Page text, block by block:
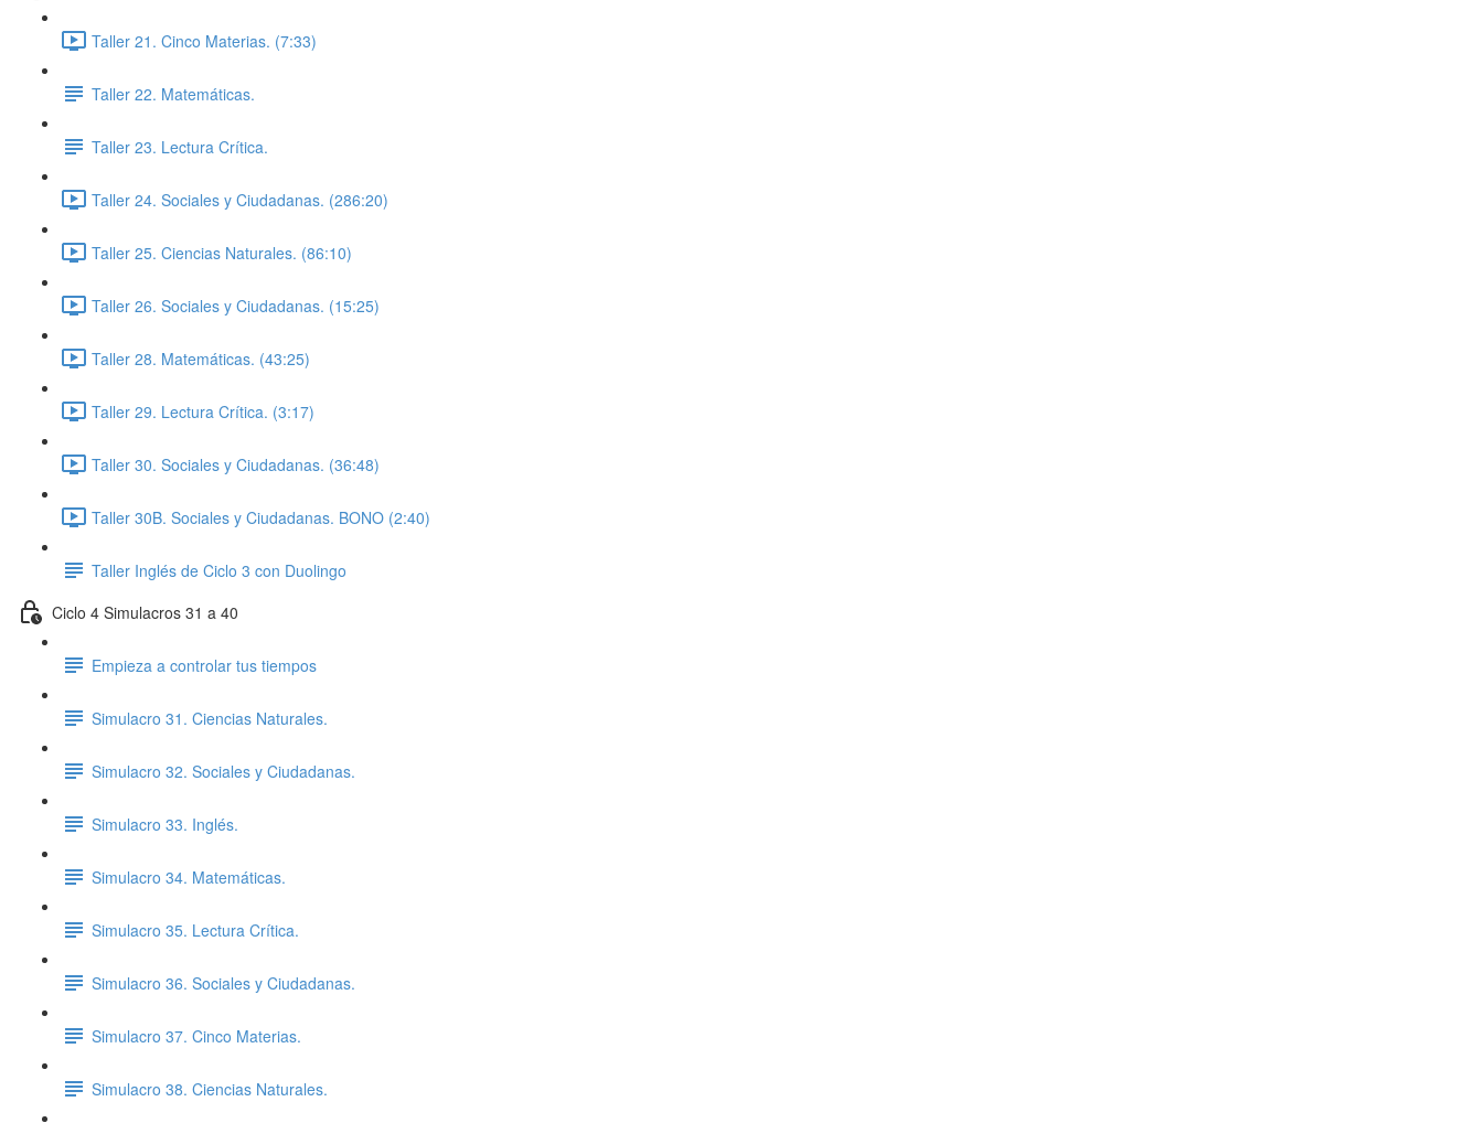
Taller 21. Cinco Materias. (7:33)
Taller 22. Matemáticas.
Taller 23. Lectura Crítica.
Taller 24. Sociales y Ciudadanas. (286:20)
Taller 25. Ciencias Naturales. (86:10)
Taller 26. Sociales y Ciudadanas. (15:25)
Taller 28. Matemáticas. (43:25)
Taller 29. Lectura Crítica. (3:17)
Taller 30. Sociales y Ciudadanas. (36:48)
Taller 30B. Sociales y Ciudadanas. BONO (2:40)
Taller Inglés de Ciclo 3 con Duolingo
Ciclo 4 Simulacros 31 a 40
Empieza a controlar tus tiempos
Simulacro 31. Ciencias Naturales.
Simulacro 32. Sociales y Ciudadanas.
Simulacro 33. Inglés.
Simulacro 34. Matemáticas.
Simulacro 35. Lectura Crítica.
Simulacro 36. Sociales y Ciudadanas.
Simulacro 37. Cinco Materias.
Simulacro 38. Ciencias Naturales.